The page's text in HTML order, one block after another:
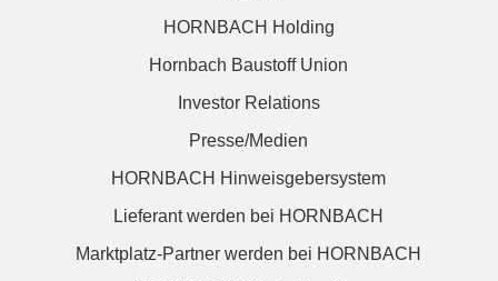
HORNBACH Holding
Hornbach Baustoff Union
Investor Relations
Presse/Medien
HORNBACH Hinweisgebersystem
Lieferant werden bei HORNBACH
Marktplatz-Partner werden bei HORNBACH